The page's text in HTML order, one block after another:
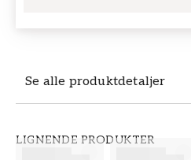
Se alle produktdetaljer
LIGNENDE PRODUKTER